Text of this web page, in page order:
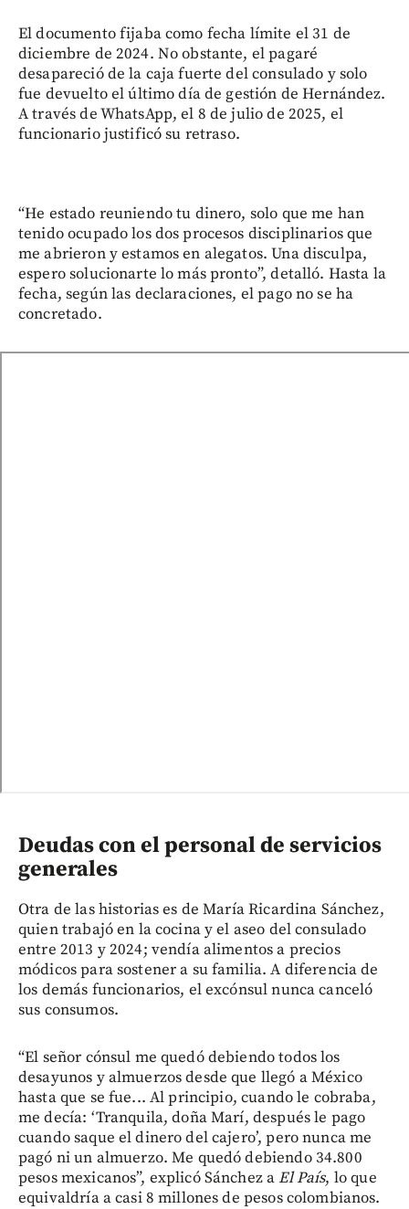
El documento fijaba como fecha límite el 31 de
diciembre de 2024. No obstante, el pagaré
desapareció de la caja fuerte del consulado y solo
fue devuelto el último día de gestión de Hernández.
A través de WhatsApp, el 8 de julio de 2025, el
funcionario justificó su retraso.
“He estado reuniendo tu dinero, solo que me han
tenido ocupado los dos procesos disciplinarios que
me abrieron y estamos en alegatos. Una disculpa,
espero solucionarte lo más pronto”, detalló. Hasta la
fecha, según las declaraciones, el pago no se ha
concretado.
Deudas con el personal de servicios
generales
Otra de las historias es de María Ricardina Sánchez,
quien trabajó en la cocina y el aseo del consulado
entre 2013 y 2024; vendía alimentos a precios
módicos para sostener a su familia. A diferencia de
los demás funcionarios, el excónsul nunca canceló
sus consumos.
“El señor cónsul me quedó debiendo todos los
desayunos y almuerzos desde que llegó a México
hasta que se fue... Al principio, cuando le cobraba,
me decía: ‘Tranquila, doña Marí, después le pago
cuando saque el dinero del cajero’, pero nunca me
pagó ni un almuerzo. Me quedó debiendo 34.800
pesos mexicanos”, explicó Sánchez aEl País, lo que
equivaldría a casi 8 millones de pesos colombianos.